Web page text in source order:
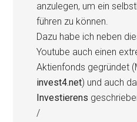
anzulegen, um ein
führen zu können.
Dazu habe ich neben
Youtube auch einen
Aktienfonds gegründet
invest4.net) und auch
Investierens
/